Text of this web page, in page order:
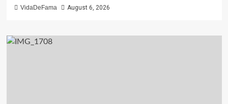
VidaDeFama August 6, 2026